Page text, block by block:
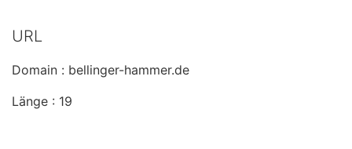
URL
Domain : bellinger-hammer.de
Länge : 19